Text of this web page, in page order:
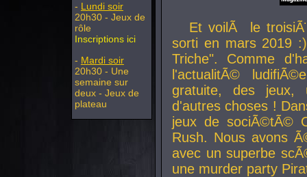
- Lundi soir
20h30 - Jeux de
rôle
Inscriptions ici
- Mardi soir
20h30 - Une
semaine sur
deux - Jeux de
plateau
Et voilÃ le
sorti en mars 2019
Triche". Comme
l'actualitÃ©
gratuite, des jeux,
d'autres choses !
jeux de sociÃ©tÃ©
Rush. Nous avons
avec un superbe
une murder party